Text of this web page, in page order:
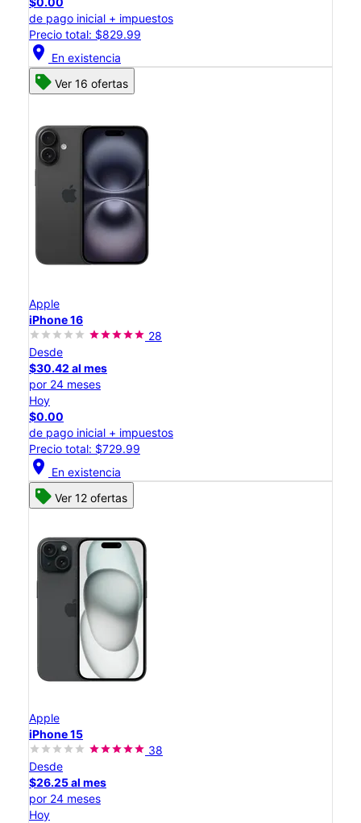
de pago inicial + impuestos
Precio total: $829.99
location_on En existencia
Ver 16 ofertas
Apple
iPhone 16
28
Desde
$30.42 al mes
por 24 meses
Hoy
$0.00
de pago inicial + impuestos
Precio total: $729.99
location_on En existencia
Ver 12 ofertas
Apple
iPhone 15
38
Desde
$26.25 al mes
por 24 meses
Hoy